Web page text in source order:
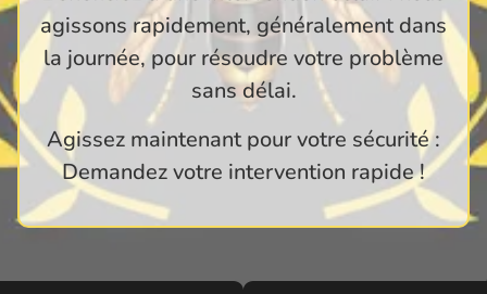
agissons rapidement, généralement dans
la journée, pour résoudre votre problème
sans délai.
Agissez maintenant pour votre sécurité :
Demandez votre intervention rapide !